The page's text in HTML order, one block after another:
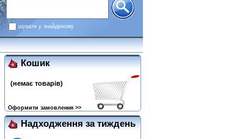
шукати у знайденому
Кошик
(немає товарів)
Оформити замовлення >>
Надходження за тиждень